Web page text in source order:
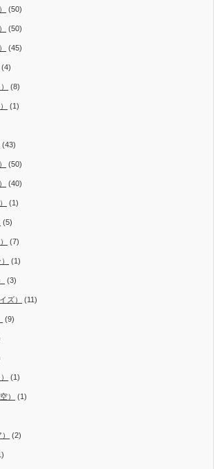
(50)
(50)
(45)
(4)
(8)
(1)
(43)
(50)
(40)
(1)
(5)
(7)
(1)
(3)
ズ） (11)
(9)
(1)
） (1)
(2)